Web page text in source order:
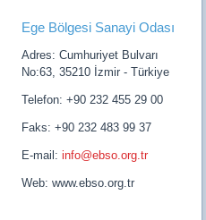
Ege Bölgesi Sanayi Odası
Adres: Cumhuriyet Bulvarı
No:63, 35210 İzmir - Türkiye
Telefon: +90 232 455 29 00
Faks: +90 232 483 99 37
E-mail:info@ebso.org.tr
Web: www.ebso.org.tr